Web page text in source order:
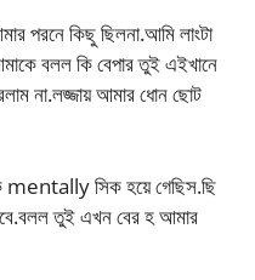
পরনে কিছু ছিলনা.আমি লাংটা
বলল কি বেপার তুই এইখানে
না.লজ্জায় আমার ধোন ছোট
mentally সিক হয়ে গেছিস.ছি
তুই এখন বের হ আমার